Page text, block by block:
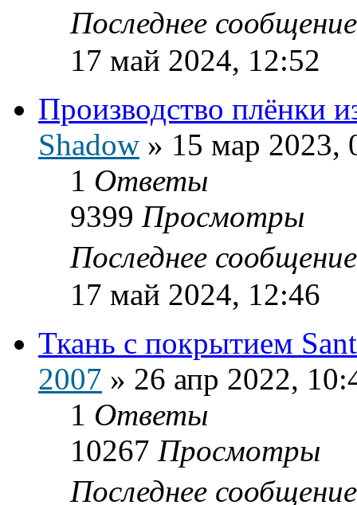
Последнее
17 май 2024, 12:52
Производство плёнки
Shadow » 15 мар 2023,
1 Ответы
9399 Просмотры
Последнее
17 май 2024, 12:46
Ткань с покрытием
2007 » 26 апр 2022,
1 Ответы
10267 Просмотры
Последнее